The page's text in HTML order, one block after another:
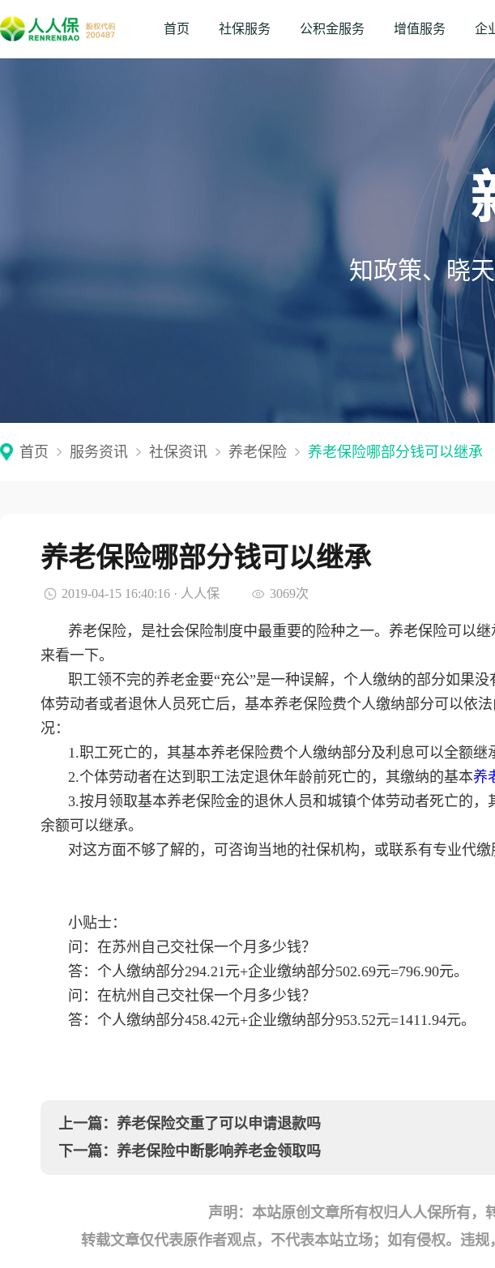
首页 社保服务 公积金服务 增值服务 企
知政策、晓
首页 服务资讯 社保资讯 养老保险 养老保险哪部分钱可以继承
养老保险哪部分钱可以继承
2019-04-15 16:40:16 · 人人保 3069次
养老保险，是社会保险制度中最重要的险种之一。养老保险可以
来看一下。
职工领不完的养老金要“充公”是一种误解，个人缴纳的部分如果
体劳动者或者退休人员死亡后，基本养老保险费个人缴纳部分可以依
况：
1.职工死亡的，其基本养老保险费个人缴纳部分及利息可以全额继
2.个体劳动者在达到职工法定退休年龄前死亡的，其缴纳的基本养
3.按月领取基本养老保险金的退休人员和城镇个体劳动者死亡的
余额可以继承。
对这方面不够了解的，可咨询当地的社保机构，或联系有专业代
小贴士：
问：在苏州自己交社保一个月多少钱？
答：个人缴纳部分294.21元+企业缴纳部分502.69元=796.90元。
问：在杭州自己交社保一个月多少钱？
答：个人缴纳部分458.42元+企业缴纳部分953.52元=1411.94元。
上一篇： 养老保险交重了可以申请退款吗
下一篇： 养老保险中断影响养老金领取吗
声明：本站原创文章所有权归人人保所有，
转载文章仅代表原作者观点，不代表本站立场；如有侵权。违